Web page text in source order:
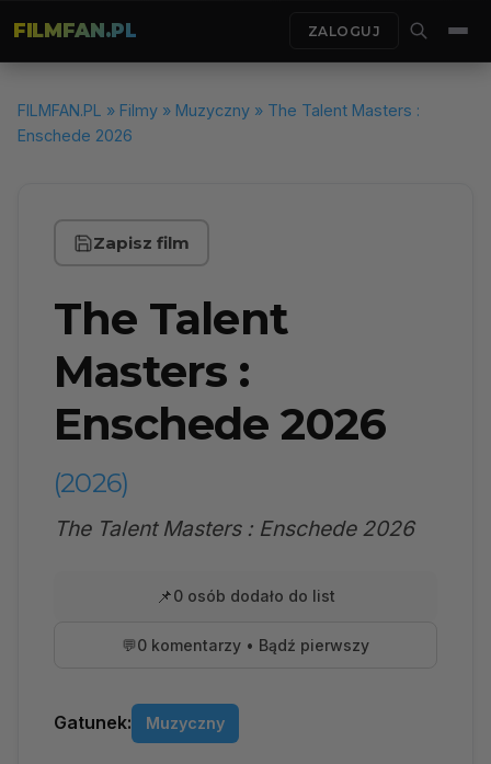
FILMFAN.PL ZALOGUJ
FILMFAN.PL » Filmy » Muzyczny » The Talent Masters :
Enschede 2026
Zapisz film
The Talent
Masters :
Enschede 2026
(2026)
The Talent Masters : Enschede 2026
📌0 osób dodało do list
💬0 komentarzy • Bądź pierwszy
Gatunek: Muzyczny